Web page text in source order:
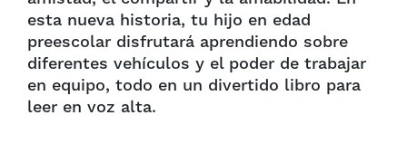
esta nueva historia, tu hijo en edad
preescolar disfrutará aprendiendo sobre
diferentes vehículos y el poder de trabajar
en equipo, todo en un divertido libro para
leer en voz alta.